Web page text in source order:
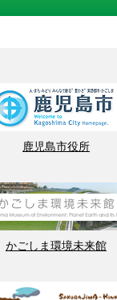
鹿児島市役所
かごしま 環境未来館